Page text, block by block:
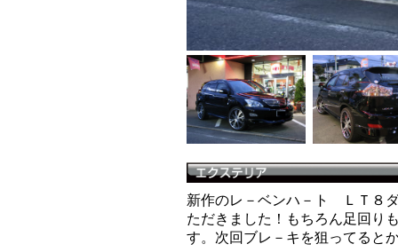
新作のレ－ベンハ－ト ＬＴ８
ただきました！もちろん足回り
す。次回ブレ－キを狙ってると